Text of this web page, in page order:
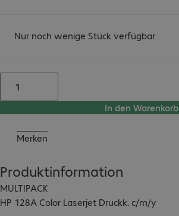
Nur noch wenige Stück verfügbar
In den Warenkorb
Merken
Produktinformation
MULTIPACK
HP 128A Color Laserjet Druckk. c/m/y